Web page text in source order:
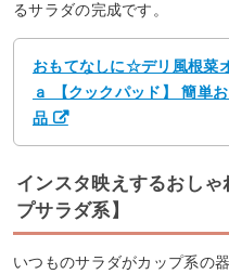
るサラダの完成です。
おもてなしに☆デリ風根菜
ａ 【クックパッド】 簡単
品
インスタ映えするおし
プサラダ系】
いつものサラダがカップ系の